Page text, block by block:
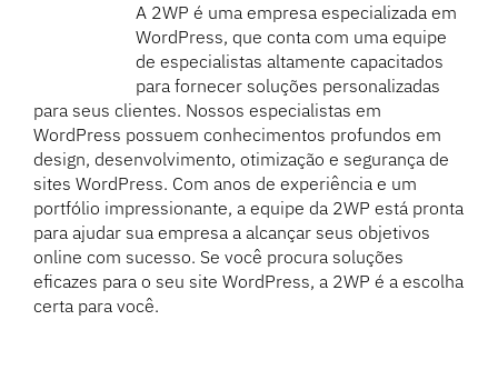
A 2WP é uma empresa especializada em
WordPress, que conta com uma equipe
de especialistas altamente capacitados
para fornecer soluções personalizadas
para seus clientes. Nossos especialistas em
WordPress possuem conhecimentos profundos em
design, desenvolvimento, otimização e segurança de
sites WordPress. Com anos de experiência e um
portfólio impressionante, a equipe da 2WP está pronta
para ajudar sua empresa a alcançar seus objetivos
online com sucesso. Se você procura soluções
eficazes para o seu site WordPress, a 2WP é a escolha
certa para você.